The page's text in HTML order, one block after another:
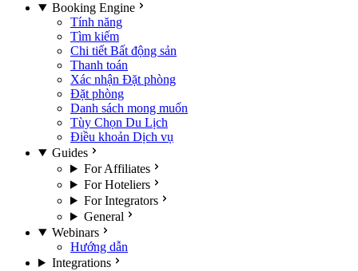
Booking Engine
Tính năng
Tìm kiếm
Chi tiết Bất động sản
Thanh toán
Xác nhận Đặt phòng
Đặt phòng
Danh sách mong muốn
Tùy Chọn Du Lịch
Điều khoản Dịch vụ
Guides
For Affiliates
For Hoteliers
For Integrators
General
Webinars
Hướng dẫn
Integrations